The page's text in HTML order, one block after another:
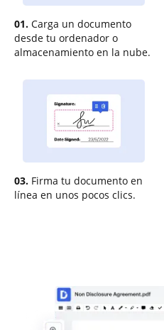
01. Carga un documento
desde tu ordenador o
almacenamiento en la nube.
03. Firma tu documento en
línea en unos pocos clics.